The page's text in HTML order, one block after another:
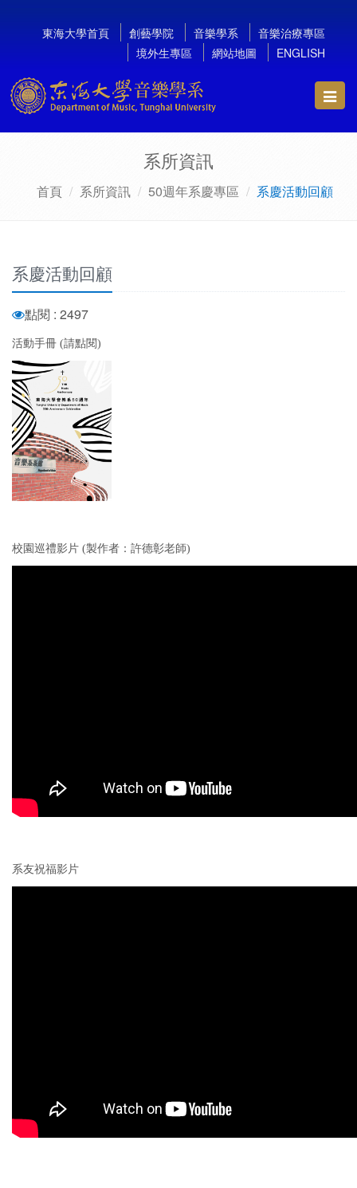
東海大學首頁 創藝學院 音樂學系
音樂治療專區
境外生專區
網站地圖 ENGLISH
系所資訊
首頁 系所資訊 50週年系慶專區 系慶活動回顧
系慶活動回顧
點閱 : 2497
活動手冊 (請點閱)
校園巡禮影片 (製作者：許德彰老師)
系友祝福影片